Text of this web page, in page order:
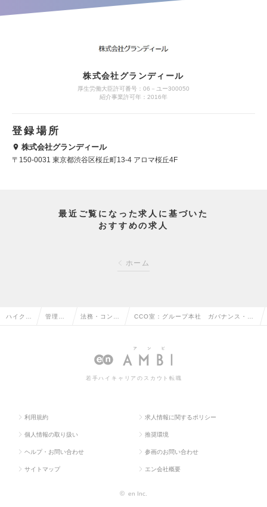
株式会社グランディール
厚生労働大臣許可番号：06－ユー300050
紹介事業許可年：2016年
登録場所
株式会社グランディール
〒150-0031 東京都渋谷区桜丘町13-4 アロマ桜丘4F
最近ご覧になった求人に基づいた
おすすめの求人
ホーム
ハイクラ 管理部 法務・コンプ CCO室：グループ本社 ガバナンス・コ
スの求人情報
若手ハイキャリアのスカウト転職
利用規約 求人情報に関するポリシー
個人情報の取り扱い 推奨環境
ヘルプ・お問い合わせ 参画のお問い合わせ
サイトマップ エン会社概要
© en Inc.